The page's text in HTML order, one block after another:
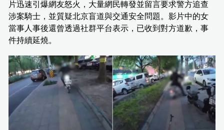
片迅速引爆網友怒火，大量網民轉發並留言要求警方追查
涉案騎士，並質疑北京盲道與交通安全問題。影片中的女
當事人事後還曾透過社群平台表示，已收到對方道歉，事
件持續延燒。